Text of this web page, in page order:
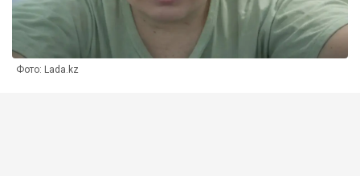
Фото: Lada.kz